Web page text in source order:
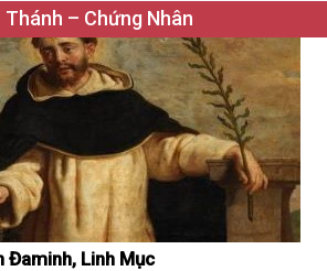
Thánh – Chứng Nhân
Đaminh, Linh Mục